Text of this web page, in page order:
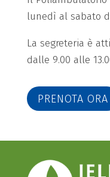
lunedì al sabato
La segreteria è
dalle 9.00 alle
PRENOTA ORA